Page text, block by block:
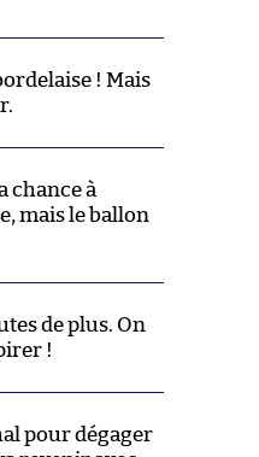
! Mais
chance à
mais le ballon
de plus. On
!
pour dégager